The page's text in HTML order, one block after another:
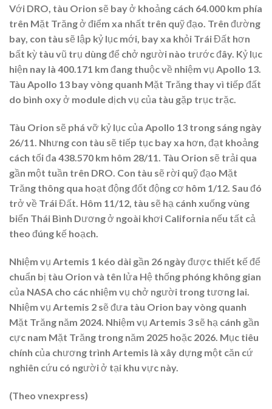
Với DRO, tàu Orion sẽ bay ở khoảng cách 64.000 km phía
trên Mặt Trăng ở điểm xa nhất trên quỹ đạo. Trên đường
bay, con tàu sẽ lập kỷ lục mới, bay xa khỏi Trái Đất hơn
bất kỳ tàu vũ trụ dùng để chở người nào trước đây. Kỷ lục
hiện nay là 400.171 km đang thuộc về nhiệm vụ Apollo 13.
Tàu Apollo 13 bay vòng quanh Mặt Trăng thay vì tiếp đất
do bình oxy ở module dịch vụ của tàu gặp trục trặc.
Tàu Orion sẽ phá vỡ kỷ lục của Apollo 13 trong sáng ngày
26/11. Nhưng con tàu sẽ tiếp tục bay xa hơn, đạt khoảng
cách tối đa 438.570 km hôm 28/11. Tàu Orion sẽ trải qua
gần một tuần trên DRO. Con tàu sẽ rời quỹ đạo Mặt
Trăng thông qua hoạt động đốt động cơ hôm 1/12. Sau đó
trở về Trái Đất. Hôm 11/12, tàu sẽ hạ cánh xuống vùng
biển Thái Bình Dương ở ngoài khơi California nếu tất cả
theo đúng kế hoạch.
Nhiệm vụ Artemis 1 kéo dài gần 26 ngày được thiết kế để
chuẩn bị tàu Orion và tên lửa Hệ thống phóng không gian
của NASA cho các nhiệm vụ chở người trong tương lai.
Nhiệm vụ Artemis 2 sẽ đưa tàu Orion bay vòng quanh
Mặt Trăng năm 2024. Nhiệm vụ Artemis 3 sẽ hạ cánh gần
cực nam Mặt Trăng trong năm 2025 hoặc 2026. Mục tiêu
chính của chương trình Artemis là xây dựng một căn cứ
nghiên cứu có người ở tại khu vực này.
(Theo vnexpress)